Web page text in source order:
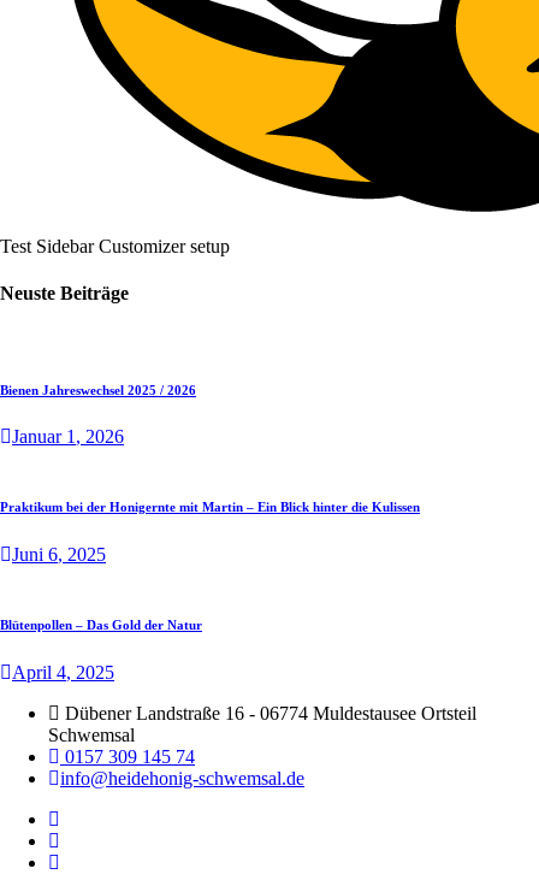
Test Sidebar Customizer setup
Neuste Beiträge
Bienen Jahreswechsel 2025 / 2026
Januar 1, 2026
Praktikum bei der Honigernte mit Martin – Ein Blick hinter die Kulissen
Juni 6, 2025
Blütenpollen – Das Gold der Natur
April 4, 2025
Dübener Landstraße 16 - 06774 Muldestausee Ortsteil
Schwemsal
0157 309 145 74
info@heidehonig-schwemsal.de